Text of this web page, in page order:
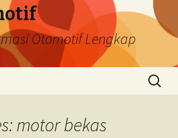
Otomotif Lengkap
Search
for:
motor bekas